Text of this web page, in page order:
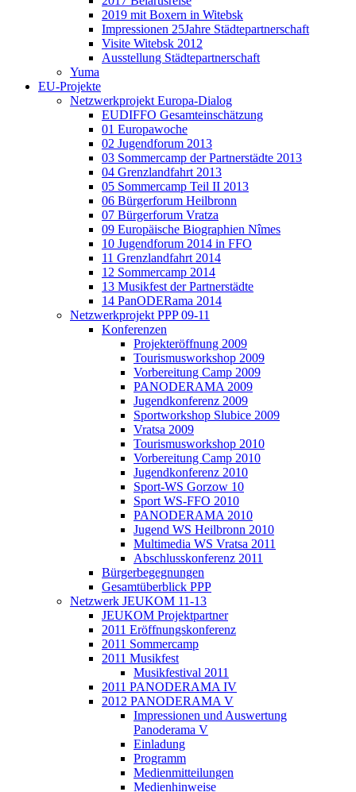
2019 mit Boxern in Witebsk
Impressionen 25Jahre Städtepartnerschaft
Visite Witebsk 2012
Ausstellung Städtepartnerschaft
Yuma
EU-Projekte
Netzwerkprojekt Europa-Dialog
EUDIFFO Gesamteinschätzung
01 Europawoche
02 Jugendforum 2013
03 Sommercamp der Partnerstädte 2013
04 Grenzlandfahrt 2013
05 Sommercamp Teil II 2013
06 Bürgerforum Heilbronn
07 Bürgerforum Vratza
09 Europäische Biographien Nîmes
10 Jugendforum 2014 in FFO
11 Grenzlandfahrt 2014
12 Sommercamp 2014
13 Musikfest der Partnerstädte
14 PanODERama 2014
Netzwerkprojekt PPP 09-11
Konferenzen
Projekteröffnung 2009
Tourismusworkshop 2009
Vorbereitung Camp 2009
PANODERAMA 2009
Jugendkonferenz 2009
Sportworkshop Slubice 2009
Vratsa 2009
Tourismusworkshop 2010
Vorbereitung Camp 2010
Jugendkonferenz 2010
Sport-WS Gorzow 10
Sport WS-FFO 2010
PANODERAMA 2010
Jugend WS Heilbronn 2010
Multimedia WS Vratsa 2011
Abschlusskonferenz 2011
Bürgerbegegnungen
Gesamtüberblick PPP
Netzwerk JEUKOM 11-13
JEUKOM Projektpartner
2011 Eröffnungskonferenz
2011 Sommercamp
2011 Musikfest
Musikfestival 2011
2011 PANODERAMA IV
2012 PANODERAMA V
Impressionen und Auswertung
Panoderama V
Einladung
Programm
Medienmitteilungen
Medienhinweise